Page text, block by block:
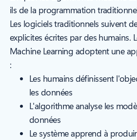
ils de la programmation
Les logiciels traditionnels suivent
explicites écrites par des humains.
Machine Learning adoptent une
:
Les humains définissent
les données
L'algorithme analyse les
données
Le système apprend à